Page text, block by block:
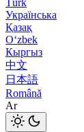
Türk
Українська
Қазақ
Оʻzbek
Кыргыз
中文
日本語
Română
Ar